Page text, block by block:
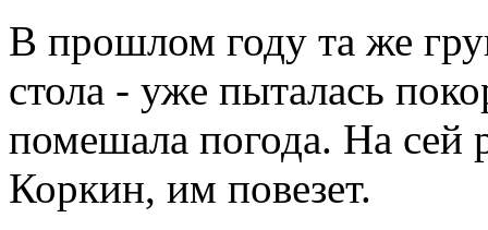
В прошлом году та же
стола - уже пыталась
помешала погода. На сей
Коркин, им повезет.